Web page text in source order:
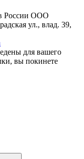
России ООО
ул., влад. 39,
для вашего
вы покинете